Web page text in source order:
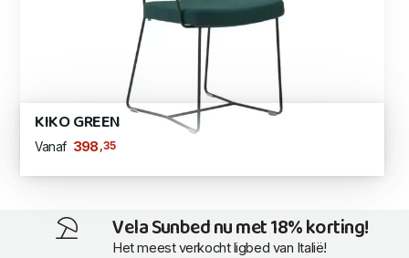
KIKO GREEN
Vanaf 398 ,35
Vela Sunbed nu met 18% korting!
Het meest verkocht ligbed van Italië!